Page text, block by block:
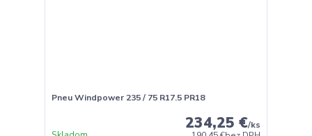
Pneu Windpower 235 / 75 R17.5 PR18
234,25 €/ks